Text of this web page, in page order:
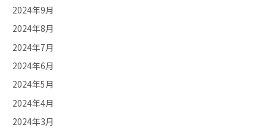
2024年9月
2024年8月
2024年7月
2024年6月
2024年5月
2024年4月
2024年3月